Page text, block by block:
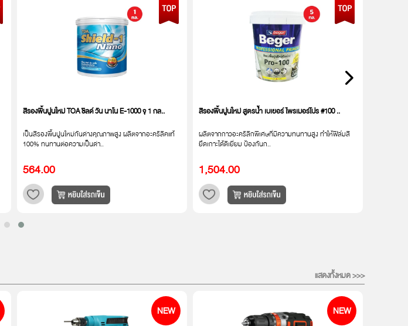
สีรองพื้นปูนใหม่ TOA ชิลด์ วัน นาโน E-1000 จุ 1 กล..
เป็นสีรองพื้นปูนใหม่กันด่างคุณภาพสูง ผลิตจากอะครีลิคแท้
100% ทนทานต่อความเป็นด่า..
564.00
สีรองพื้นปูนใหม่ สูตรน้ำ เบเยอร์ ไพรเมอร์โปร #100 ..
ผลิตจากกาวอะคริลิกพิเศษที่มีความทนทานสูง ทำให้ฟิล์มสี
ยึดเกาะได้ดีเยี่ยม ป้องกันก..
1,504.00
แสดงทั้งหมด >>>
NEW NEW